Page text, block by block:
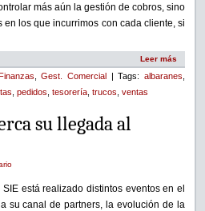
más aún la gestión de cobros, sino
los que incurrimos con cada cliente, si
Leer más
,Gest. Comercial| Tags:albaranes
pedidos tesorería trucos ventas
su llegada al
está realizado distintos eventos en el
su canal de partners, la evolución de la